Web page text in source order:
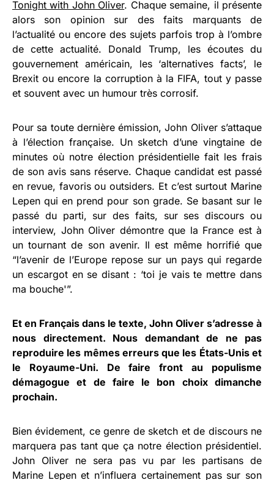
Tonight with John Oliver. Chaque semaine, il présente
alors son opinion sur des faits marquants de
l’actualité ou encore des sujets parfois trop à l’ombre
de cette actualité. Donald Trump, les écoutes du
gouvernement américain, les ‘alternatives facts’, le
Brexit ou encore la corruption à la FIFA, tout y passe
et souvent avec un humour très corrosif.
Pour sa toute dernière émission, John Oliver s’attaque
à l’élection française. Un sketch d’une vingtaine de
minutes où notre élection présidentielle fait les frais
de son avis sans réserve. Chaque candidat est passé
en revue, favoris ou outsiders. Et c’est surtout Marine
Lepen qui en prend pour son grade. Se basant sur le
passé du parti, sur des faits, sur ses discours ou
interview, John Oliver démontre que la France est à
un tournant de son avenir. Il est même horrifié que
“l’avenir de l’Europe repose sur un pays qui regarde
un escargot en se disant : ‘toi je vais te mettre dans
ma bouche'”.
Et en Français dans le texte, John Oliver s’adresse à
nous directement. Nous demandant de ne pas
reproduire les mêmes erreurs que les États-Unis et
le Royaume-Uni. De faire front au populisme
démagogue et de faire le bon choix dimanche
prochain.
Bien évidement, ce genre de sketch et de discours ne
marquera pas tant que ça notre élection présidentiel.
John Oliver ne sera pas vu par les partisans de
Marine Lepen et n’influera certainement pas sur son